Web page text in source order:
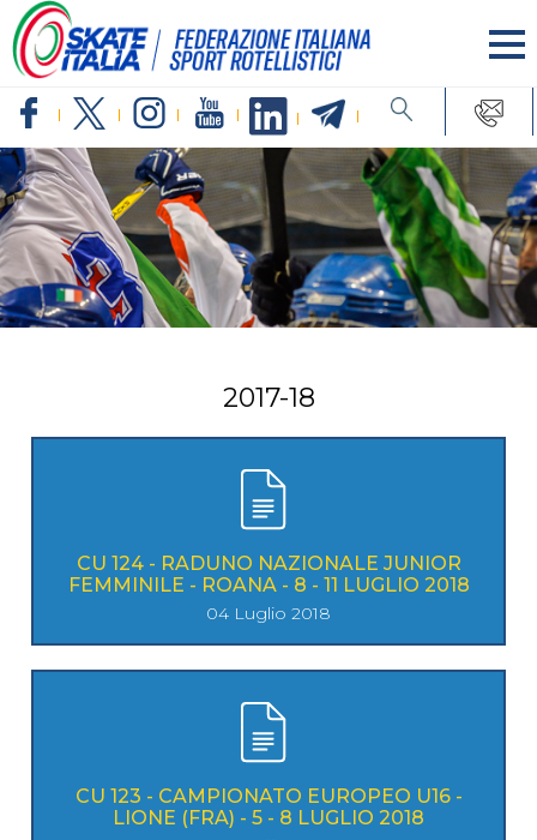
2017-18
CU 124 - RADUNO NAZIONALE JUNIOR
FEMMINILE - ROANA - 8 - 11 LUGLIO 2018
04 Luglio 2018
CU 123 - CAMPIONATO EUROPEO U16 -
LIONE (FRA) - 5 - 8 LUGLIO 2018